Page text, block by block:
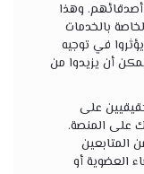
وهذا
بالخدمات
في توجيه
أن يزيدوا من
على
على المنصة.
المتابعين
العضوية أو